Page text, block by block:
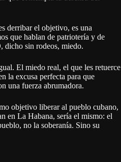
derribar el objetivo, es una
que hablan de patriotería y de
dicho sin rodeos, miedo.
El miedo real, el que les retuerce
la excusa perfecta para que
una fuerza abrumadora.
objetivo liberar al pueblo cubano,
en La Habana, sería el mismo: el
no la soberanía. Sino su